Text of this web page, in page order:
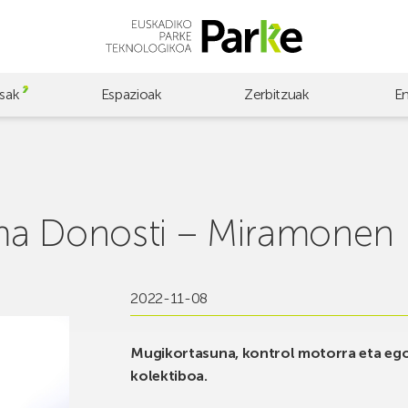
Espazioak Zerbitzuak
Donosti – Miramonen
2022-11-08
Mugikortasuna, kontrol motorra eta
kolektiboa.